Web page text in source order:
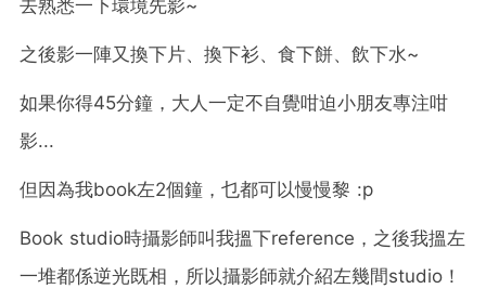
去熟悉一下環境先影~
之後影一陣又換下片、換下衫、食下餅、飲下水~
如果你得45分鐘，大人一定不自覺咁迫小朋友專注咁
影...
但因為我book左2個鐘，乜都可以慢慢黎 :p
Book studio時攝影師叫我搵下reference，之後我搵左
一堆都係逆光既相，所以攝影師就介紹左幾間studio！